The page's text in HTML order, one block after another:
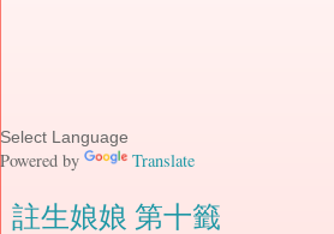
Powered by Translate
註生娘娘 第十籤